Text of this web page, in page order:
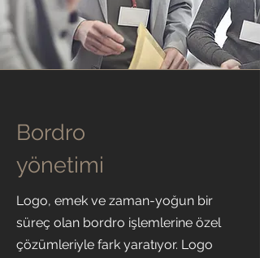
Bordro
yönetimi
Logo, emek ve zaman-yoğun bir
süreç olan bordro işlemlerine özel
çözümleriyle fark yaratıyor. Logo